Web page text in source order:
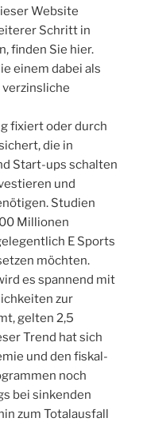
Website
Schritt in
finden Sie hier.
einem dabei als
verzinsliche
fixiert oder durch
die in
Start-ups schalten
und
Studien
Millionen
E Sports
möchten.
es spannend mit
zur
gelten 2,5
Trend hat sich
und den fiskal-
noch
bei sinkenden
zum Totalausfall